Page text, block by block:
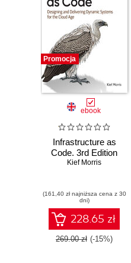
Promocja
ebook
Infrastructure as
Code. 3rd Edition
Kief Morris
(161,40 zł najniższa cena z 30
dni)
228.65 zł
269.00 zł (-15%)